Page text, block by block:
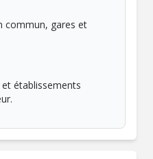
commun, gares et
établissements